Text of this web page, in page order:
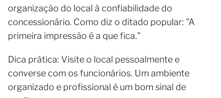
organização do local à confiabilidade do
concessionário. Como diz o ditado popular: "A
primeira impressão é a que fica."
Dica prática: Visite o local pessoalmente e
converse com os funcionários. Um ambiente
organizado e profissional é um bom sinal de